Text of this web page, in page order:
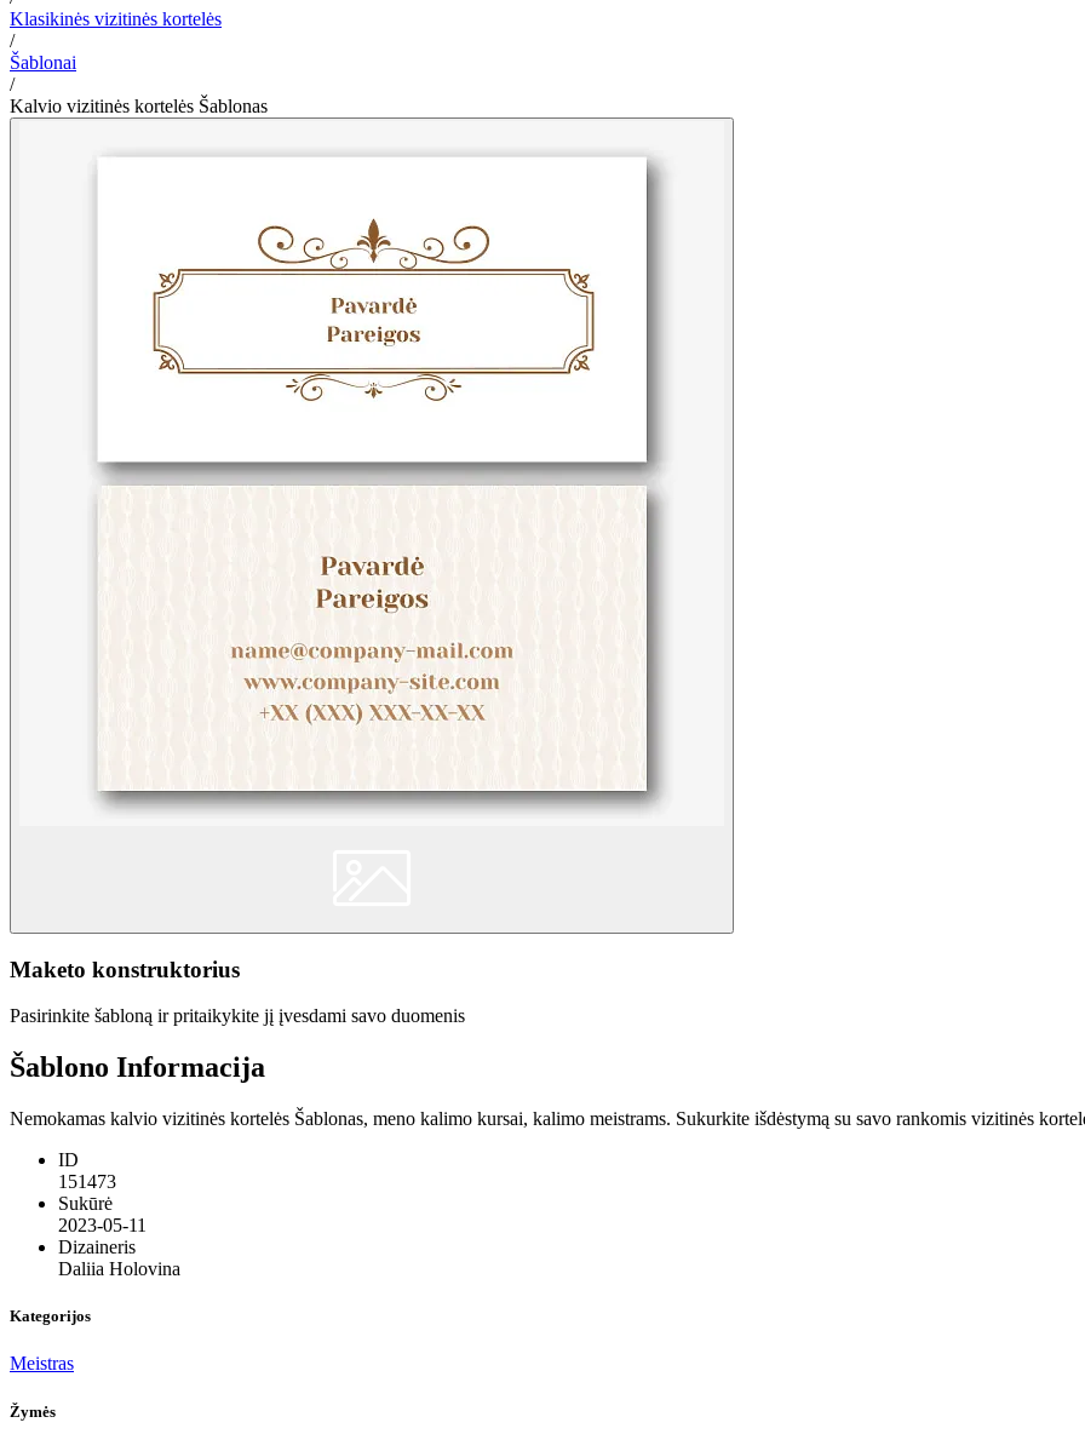
Klasikinės vizitinės kortelės
/
Šablonai
/
Kalvio vizitinės kortelės Šablonas
Maketo konstruktorius
Pasirinkite šabloną ir pritaikykite jį įvesdami savo duomenis
Šablono Informacija
Nemokamas kalvio vizitinės kortelės Šablonas, meno kalimo kursai, kalimo meistrams. Sukurkite išdėstymą su savo rankomis vizitinės
ID
151473
Sukūrė
2023-05-11
Dizaineris
Daliia Holovina
Kategorijos
Meistras
Žymės